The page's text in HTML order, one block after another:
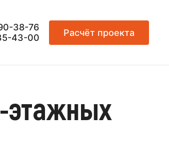
38-76
43-00
Расчёт проекта
этажных